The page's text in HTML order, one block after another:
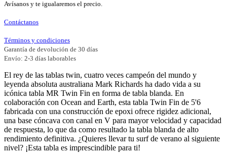
Avísanos y te igualaremos el precio.
Contáctanos
Términos y condiciones
Garantía de devolución de 30 días
Envío: 2-3 días laborables
El rey de las tablas twin, cuatro veces campeón del mundo y
leyenda absoluta australiana Mark Richards ha dado vida a su
icónica tabla MR Twin Fin en forma de tabla blanda. En
colaboración con Ocean and Earth, esta tabla Twin Fin de 5'6
fabricada con una construcción de epoxi ofrece rigidez adicional,
una base cóncava con canal en V para mayor velocidad y capacidad
de respuesta, lo que da como resultado la tabla blanda de alto
rendimiento definitiva. ¿Quieres llevar tu surf de verano al siguiente
nivel? ¡Esta tabla es imprescindible para ti!